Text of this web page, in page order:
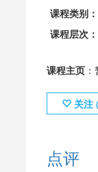
课程类别：
课程层次：
课程主页：
关注 (
点评